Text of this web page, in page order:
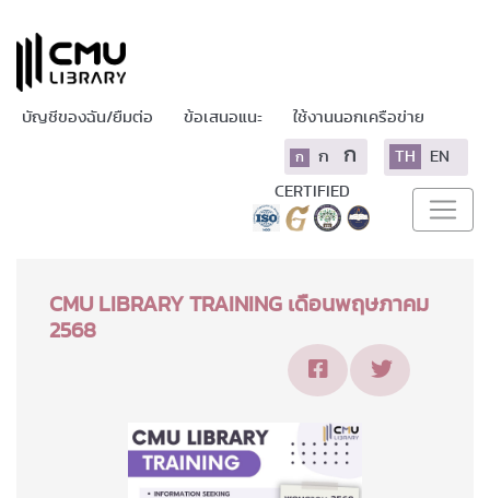
บัญชีของฉัน/ยืมต่อ ข้อเสนอแนะ ใช้งานนอกเครือข่าย
ก ก ก TH EN
CERTIFIED
CMU LIBRARY TRAINING เดือนพฤษภาคม
2568